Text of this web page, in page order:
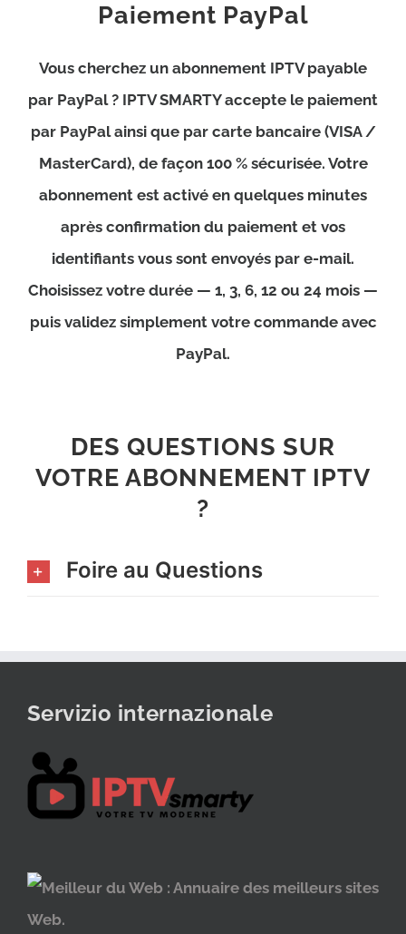
Paiement PayPal
Vous cherchez un abonnement IPTV payable
par PayPal ? IPTV SMARTY accepte le paiement
par PayPal ainsi que par carte bancaire (VISA /
MasterCard), de façon 100 % sécurisée. Votre
abonnement est activé en quelques minutes
après confirmation du paiement et vos
identifiants vous sont envoyés par e-mail.
Choisissez votre durée — 1, 3, 6, 12 ou 24 mois —
puis validez simplement votre commande avec
PayPal.
DES QUESTIONS SUR
VOTRE ABONNEMENT IPTV
?
Foire au Questions
Servizio internazionale